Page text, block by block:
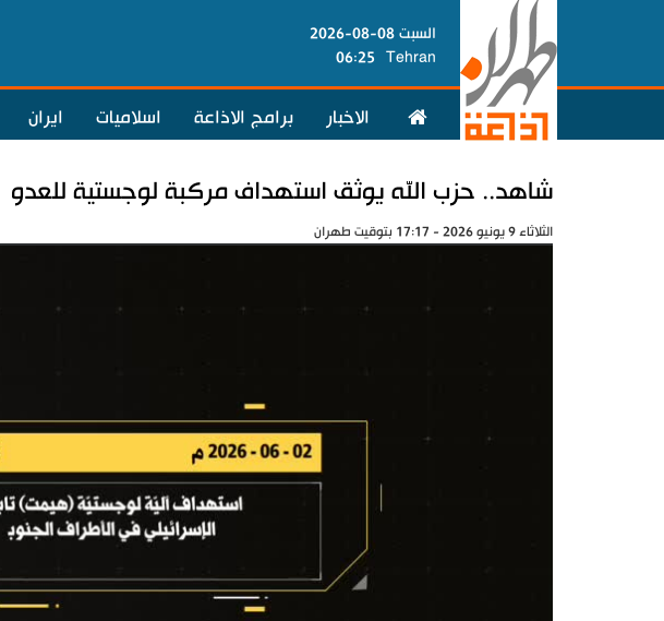
السبت 08-08-2026
Tehran
06:25
الاخبار برامج الاذاعة اسلاميات ايران
شاهد.. حزب الله يوثق استهداف مركبة لوجستية للعدو
الثلاثاء 9 يونيو 2026 - 17:17 بتوقيت طهران